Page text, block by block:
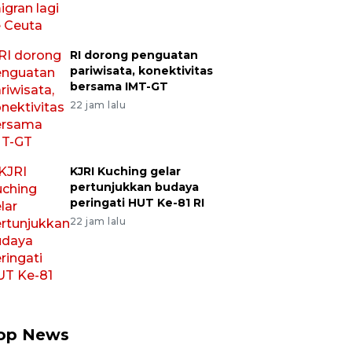
RI dorong penguatan
pariwisata, konektivitas
bersama IMT-GT
22 jam lalu
KJRI Kuching gelar
pertunjukkan budaya
peringati HUT Ke-81 RI
22 jam lalu
News